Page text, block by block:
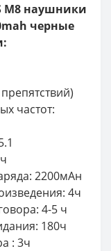
M8 наушники
черные
частот:
2200мАн
4ч
4-5 ч
180ч
: 3ч